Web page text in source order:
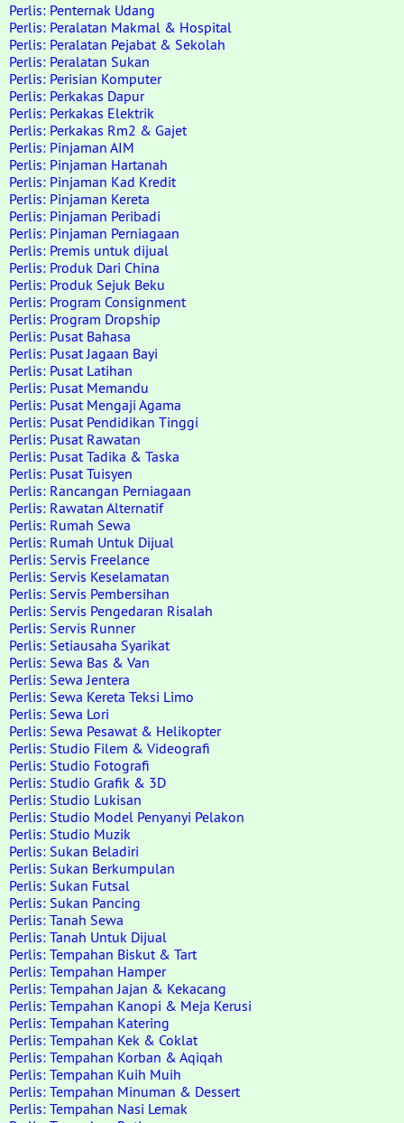
Perlis: Penternak Udang
Perlis: Peralatan Makmal & Hospital
Perlis: Peralatan Pejabat & Sekolah
Perlis: Peralatan Sukan
Perlis: Perisian Komputer
Perlis: Perkakas Dapur
Perlis: Perkakas Elektrik
Perlis: Perkakas Rm2 & Gajet
Perlis: Pinjaman AIM
Perlis: Pinjaman Hartanah
Perlis: Pinjaman Kad Kredit
Perlis: Pinjaman Kereta
Perlis: Pinjaman Peribadi
Perlis: Pinjaman Perniagaan
Perlis: Premis untuk dijual
Perlis: Produk Dari China
Perlis: Produk Sejuk Beku
Perlis: Program Consignment
Perlis: Program Dropship
Perlis: Pusat Bahasa
Perlis: Pusat Jagaan Bayi
Perlis: Pusat Latihan
Perlis: Pusat Memandu
Perlis: Pusat Mengaji Agama
Perlis: Pusat Pendidikan Tinggi
Perlis: Pusat Rawatan
Perlis: Pusat Tadika & Taska
Perlis: Pusat Tuisyen
Perlis: Rancangan Perniagaan
Perlis: Rawatan Alternatif
Perlis: Rumah Sewa
Perlis: Rumah Untuk Dijual
Perlis: Servis Freelance
Perlis: Servis Keselamatan
Perlis: Servis Pembersihan
Perlis: Servis Pengedaran Risalah
Perlis: Servis Runner
Perlis: Setiausaha Syarikat
Perlis: Sewa Bas & Van
Perlis: Sewa Jentera
Perlis: Sewa Kereta Teksi Limo
Perlis: Sewa Lori
Perlis: Sewa Pesawat & Helikopter
Perlis: Studio Filem & Videografi
Perlis: Studio Fotografi
Perlis: Studio Grafik & 3D
Perlis: Studio Lukisan
Perlis: Studio Model Penyanyi Pelakon
Perlis: Studio Muzik
Perlis: Sukan Beladiri
Perlis: Sukan Berkumpulan
Perlis: Sukan Futsal
Perlis: Sukan Pancing
Perlis: Tanah Sewa
Perlis: Tanah Untuk Dijual
Perlis: Tempahan Biskut & Tart
Perlis: Tempahan Hamper
Perlis: Tempahan Jajan & Kekacang
Perlis: Tempahan Kanopi & Meja Kerusi
Perlis: Tempahan Katering
Perlis: Tempahan Kek & Coklat
Perlis: Tempahan Korban & Aqiqah
Perlis: Tempahan Kuih Muih
Perlis: Tempahan Minuman & Dessert
Perlis: Tempahan Nasi Lemak